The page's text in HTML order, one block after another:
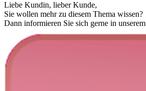
Liebe Kundin, lieber Kunde,
Sie wollen mehr zu diesem Thema wissen?
Dann informieren Sie sich gerne in unserem